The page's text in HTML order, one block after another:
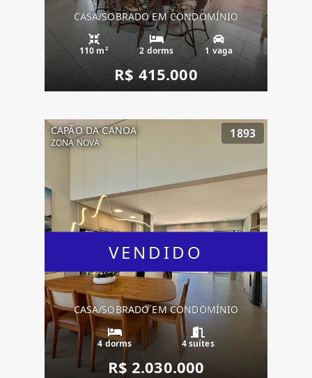
CASA/SOBRADO EM CONDOMÍNIO
110 m² 2 dorms 1 vaga
R$ 415.000
VENDIDO
CAPÃO DA CANOA
ZONA NOVA
1893
CASA/SOBRADO EM CONDOMÍNIO
4 dorms 4 suítes
R$ 2.030.000